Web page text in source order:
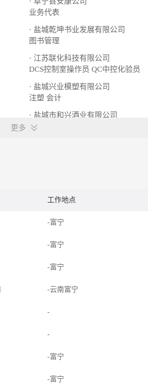
业务代表
· 盐城乾坤书业发展有限公司
图书管理
· 江苏联化科技有限公司
DCS控制室操作员 QC中控化验员
· 盐城兴业模塑有限公司
注塑 会计
· 盐城市和兴酒业有限公司
电商部经理
更多
工作地点
-富宁
-富宁
-富宁
-云南富宁
-
-
-富宁
-富宁